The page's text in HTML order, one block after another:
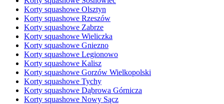
Korty squashowe Olsztyn
Korty squashowe Rzeszów
Korty squashowe Zabrze
Korty squashowe Wieliczka
Korty squashowe Gniezno
Korty squashowe Legionowo
Korty squashowe Kalisz
Korty squashowe Gorzów Wielkopolski
Korty squashowe Tychy
Korty squashowe Dąbrowa Górnicza
Korty squashowe Nowy Sącz